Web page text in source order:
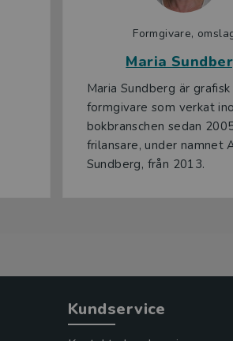
Formgivare,
Maria
Maria Sundberg är grafisk
formgivare som verkat
bokbranschen sedan
frilansare, under namnet
Sundberg, från 2013.
Kundservice